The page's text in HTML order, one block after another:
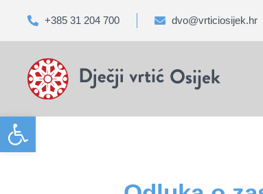
Open toolbar
+385 31 204 700 dvo@vrticiosijek.hr